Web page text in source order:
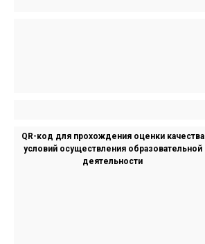
QR-код для прохождения оценки качества
условий осуществления образовательной
деятельности